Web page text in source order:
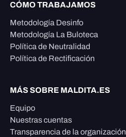
CÓMO TRABAJAMOS
Metodología Desinfo
Metodología La Buloteca
Política de Neutralidad
Política de Rectificación
MÁS SOBRE MALDITA.ES
Equipo
Nuestras cuentas
Transparencia de la organización